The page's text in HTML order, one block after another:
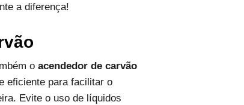
a diferença!
o acendedor de carvão
eficiente para facilitar o
Evite o uso de líquidos